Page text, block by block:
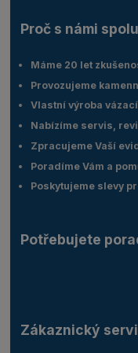
Proč s námi
Máme 20 let
Provozujeme
Vlastní výroba
Nabízíme servis,
Zpracujeme Vaší
Poradíme Vám a
Poskytujeme slevy
Potřebujete
Zákaznický